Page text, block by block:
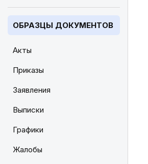
ОБРАЗЦЫ ДОКУМЕНТОВ
Акты
Приказы
Заявления
Выписки
Графики
Жалобы